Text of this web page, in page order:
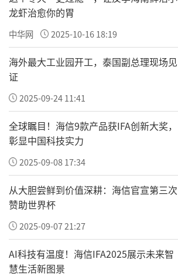
龙虾治愈你的胃
中华网 2025-10-16 18:19
海外最大工业园开工，泰国副总理现场见
证
2025-09-24 11:41
全球瞩目！海信9款产品获IFA创新大奖，
彰显中国科技实力
2025-09-08 17:34
从大胆尝鲜到价值深耕：海信官宣第三次
赞助世界杯
2025-09-07 21:27
AI科技有温度！海信IFA2025展示未来智
慧生活新图景